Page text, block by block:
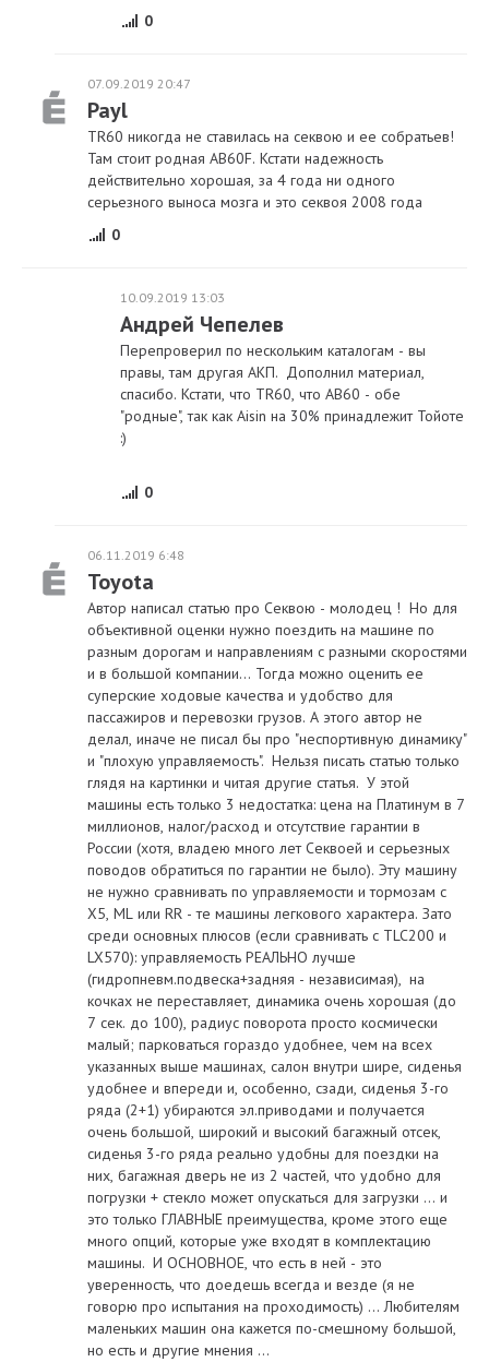
0
07.09.2019 20:47
Payl
TR60 никогда не ставилась на секвою и ее собратьев!
Там стоит родная АВ60F. Кстати надежность
действительно хорошая, за 4 года ни одного
серьезного выноса мозга и это секвоя 2008 года
0
10.09.2019 13:03
Андрей Чепелев
Перепроверил по нескольким каталогам - вы
правы, там другая АКП. Дополнил материал,
спасибо. Кстати, что TR60, что AB60 - обе
"родные", так как Aisin на 30% принадлежит Тойоте
:)
0
06.11.2019 6:48
Toyota
Автор написал статью про Секвою - молодец ! Но для
объективной оценки нужно поездить на машине по
разным дорогам и направлениям с разными скоростями
и в большой компании... Тогда можно оценить ее
суперские ходовые качества и удобство для
пассажиров и перевозки грузов. А этого автор не
делал, иначе не писал бы про "неспортивную динамику"
и "плохую управляемость". Нельзя писать статью только
глядя на картинки и читая другие статья. У этой
машины есть только 3 недостатка: цена на Платинум в 7
миллионов, налог/расход и отсутствие гарантии в
России (хотя, владею много лет Секвоей и серьезных
поводов обратиться по гарантии не было). Эту машину
не нужно сравнивать по управляемости и тормозам с
X5, ML или RR - те машины легкового характера. Зато
среди основных плюсов (если сравнивать с TLC200 и
LX570): управляемость РЕАЛЬНО лучше
(гидропневм.подвеска+задняя - независимая), на
кочках не переставляет, динамика очень хорошая (до
7 сек. до 100), радиус поворота просто космически
малый; парковаться гораздо удобнее, чем на всех
указанных выше машинах, салон внутри шире, сиденья
удобнее и впереди и, особенно, сзади, сиденья 3-го
ряда (2+1) убираются эл.приводами и получается
очень большой, широкий и высокий багажный отсек,
сиденья 3-го ряда реально удобны для поездки на
них, багажная дверь не из 2 частей, что удобно для
погрузки + стекло может опускаться для загрузки ... и
это только ГЛАВНЫЕ преимущества, кроме этого еще
много опций, которые уже входят в комплектацию
машины. И ОСНОВНОЕ, что есть в ней - это
уверенность, что доедешь всегда и везде (я не
говорю про испытания на проходимость) ... Любителям
маленьких машин она кажется по-смешному большой,
но есть и другие мнения ...